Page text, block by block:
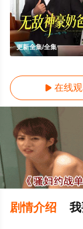
更新全集/全集
 在线
剧情介绍